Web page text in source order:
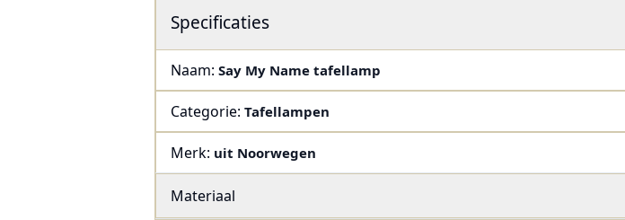
Specificaties
Naam: Say My Name tafellamp
Categorie: Tafellampen
Merk: uit Noorwegen
Materiaal